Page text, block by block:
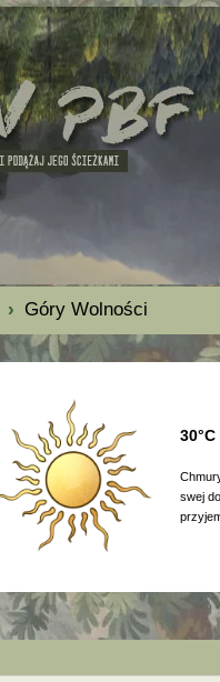
Góry Wolności
30°C
swej